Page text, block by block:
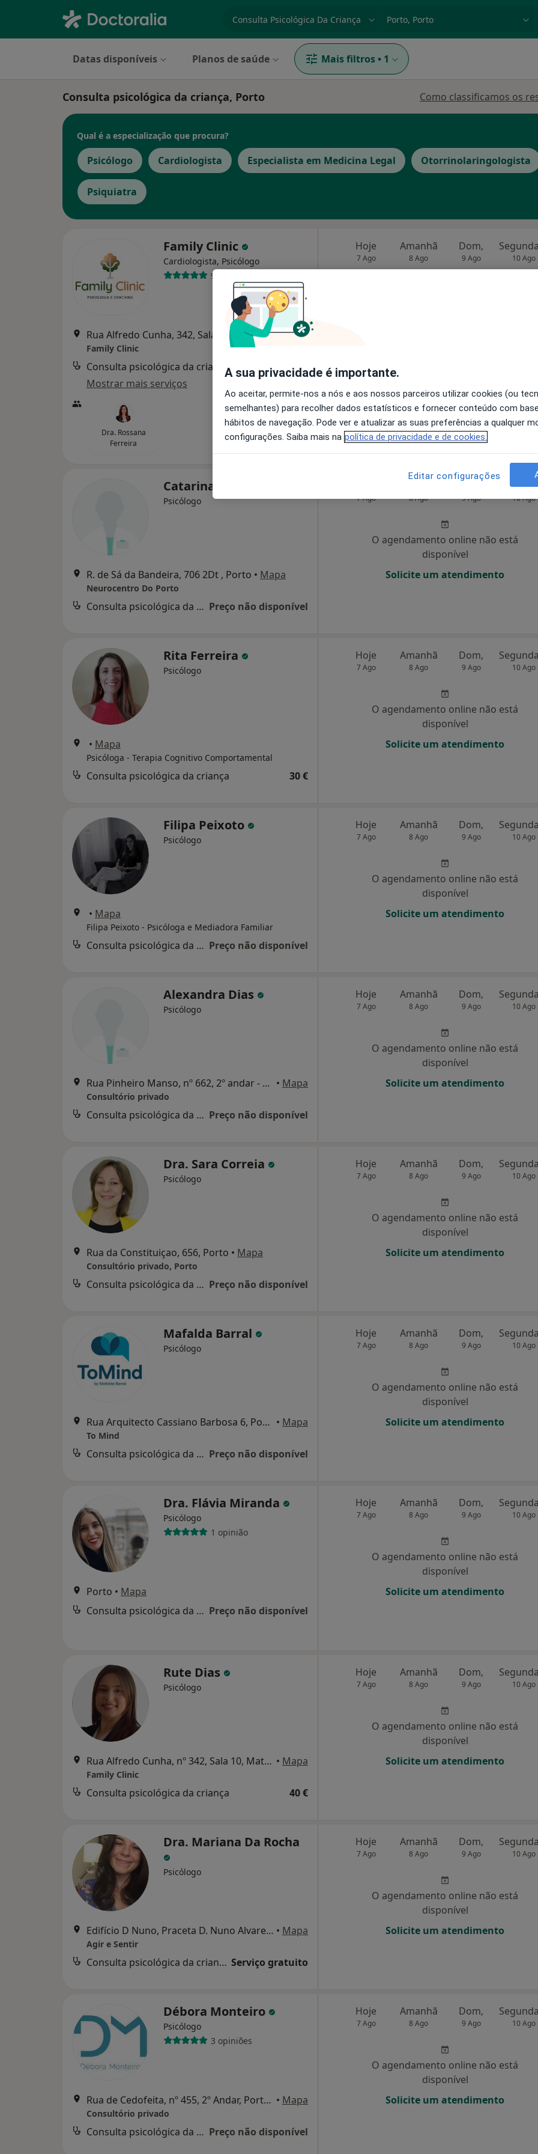
especialidade, doença ou nome
Datas disponíveis Planos de saúde Mais filtros • 1
Consulta psicológica da criança, Porto Como classificamos os
Qual é a especialização que procura?
Psicólogo Cardiologista Especialista em Medicina Legal Otorrinolaringologista
Psiquiatra
Family Clinic
Cardiologista, Psicólogo
99 opiniões
Rua Alfredo Cunha, 342, Sala 10, Mapa
Family Clinic
Consulta psicológica da criança
50 €
Mostrar mais serviços
Dra. Rossana
Ferreira
Hoje
7 Ago
Amanhã
8 Ago
Dom,
9 Ago 10 Ago
Catarina Gomes
Psicólogo
R. de Sá da Bandeira, 706 2Dt , Porto • Mapa
Neurocentro Do Porto
Consulta psicológica da criança Preço não disponível
7 Ago 8 Ago 9 Ago 10 Ago
O agendamento online não está
disponível
Solicite um atendimento
Rita Ferreira
Psicólogo
• Mapa
Psicóloga - Terapia Cognitivo Comportamental
Consulta psicológica da criança 30 €
Hoje
7 Ago
Amanhã
8 Ago
Dom,
9 Ago 10 Ago
O agendamento online não está
disponível
Solicite um atendimento
Filipa Peixoto
Psicólogo
• Mapa
Filipa Peixoto - Psicóloga e Mediadora Familiar
Consulta psicológica da criança Preço não disponível
Hoje
7 Ago
Amanhã
8 Ago
Dom,
9 Ago 10 Ago
O agendamento online não está
disponível
Solicite um atendimento
Alexandra Dias
Psicólogo
Rua Pinheiro Manso, nº 662, 2º andar - sala 2.15, Porto • Mapa
Consultório privado
Consulta psicológica da criança Preço não disponível
Hoje
7 Ago
Amanhã
8 Ago
Dom,
9 Ago 10 Ago
O agendamento online não está
disponível
Solicite um atendimento
Dra. Sara Correia
Psicólogo
Rua da Constituiçao, 656, Porto • Mapa
Consultório privado, Porto
Consulta psicológica da criança Preço não disponível
Hoje
7 Ago
Amanhã
8 Ago
Dom,
9 Ago 10 Ago
O agendamento online não está
disponível
Solicite um atendimento
Mafalda Barral
Psicólogo
Rua Arquitecto Cassiano Barbosa 6, Porto • Mapa
To Mind
Consulta psicológica da criança Preço não disponível
Hoje
7 Ago
Amanhã
8 Ago
Dom,
9 Ago 10 Ago
O agendamento online não está
disponível
Solicite um atendimento
Dra. Flávia Miranda
Psicólogo
1 opinião
Porto • Mapa
Consulta psicológica da criança Preço não disponível
Hoje
7 Ago
Amanhã
8 Ago
Dom,
9 Ago 10 Ago
O agendamento online não está
disponível
Solicite um atendimento
Rute Dias
Psicólogo
Rua Alfredo Cunha, nº 342, Sala 10, Matosinhos • Mapa
Family Clinic
Consulta psicológica da criança 40 €
Hoje
7 Ago
Amanhã
8 Ago
Dom,
9 Ago 10 Ago
O agendamento online não está
disponível
Solicite um atendimento
Dra. Mariana Da Rocha
Psicólogo
Edifício D Nuno, Praceta D. Nuno Alvares Pereira nº 20 1º andar Sala Y, Matosinhos • Mapa
Agir e Sentir
Consulta psicológica da criança Serviço gratuito
Hoje
7 Ago
Amanhã
8 Ago
Dom,
9 Ago 10 Ago
O agendamento online não está
disponível
Solicite um atendimento
Débora Monteiro
Psicólogo
3 opiniões
Rua de Cedofeita, nº 455, 2º Andar, Porta 22, Porto • Mapa
Consultório privado
Consulta psicológica da criança Preço não disponível
Hoje
7 Ago
Amanhã
8 Ago
Dom,
9 Ago 10 Ago
O agendamento online não está
disponível
Solicite um atendimento
A sua privacidade é importante.
Ao aceitar, permite-nos a nós e aos nossos parceiros utilizar cookies (ou
semelhantes) para recolher dados estatísticos e fornecer conteúdo com
hábitos de navegação. Pode ver e atualizar as suas preferências a qualquer
configurações. Saiba mais na política de privacidade e de cookies.
Editar configurações